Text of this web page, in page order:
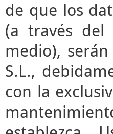
de que los
(a través
medio),
S.L.,
con la